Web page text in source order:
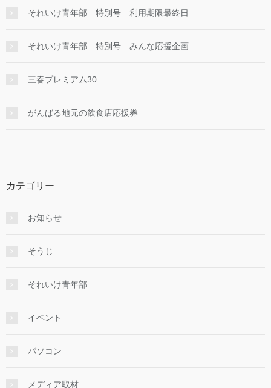
それいけ青年部 特別号 利用期限最終日
それいけ青年部 特別号 みんな応援企画
三春プレミアム30
がんばる地元の飲食店応援券
カテゴリー
お知らせ
そうじ
それいけ青年部
イベント
パソコン
メディア取材